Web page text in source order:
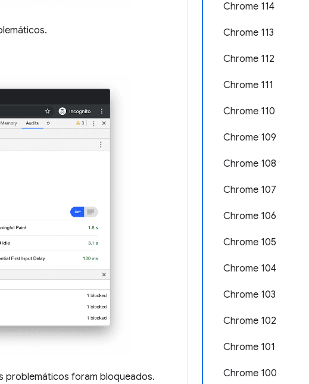
Chrome 114
Chrome 113
Chrome 112
Chrome 111
Chrome 110
Chrome 109
Chrome 108
Chrome 107
Chrome 106
Chrome 105
Chrome 104
Chrome 103
Chrome 102
Chrome 101
Chrome 100
problemáticos foram bloqueados.